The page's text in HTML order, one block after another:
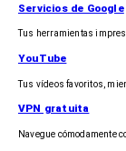
Servicios de Google
Tus herramientas
YouTube
Tus vídeos favoritos,
VPN gratuita
Navegue cómodamente